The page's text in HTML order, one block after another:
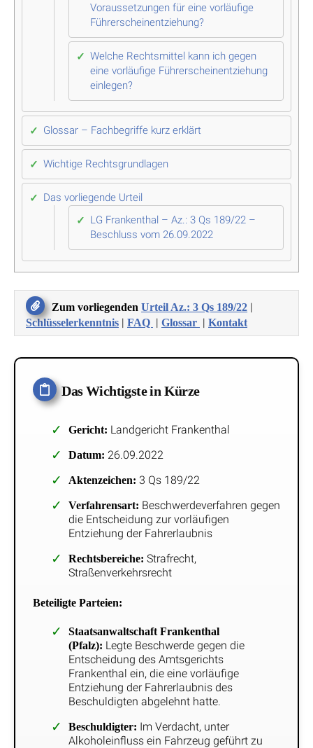
Voraussetzungen für eine vorläufige
Führerscheinentziehung?
Welche Rechtsmittel kann ich gegen
eine vorläufige Führerscheinentziehung
einlegen?
Glossar – Fachbegriffe kurz erklärt
Wichtige Rechtsgrundlagen
Das vorliegende Urteil
LG Frankenthal – Az.: 3 Qs 189/22 –
Beschluss vom 26.09.2022
Zum vorliegendenUrteil Az.: 3 Qs 189/22 |
Schlüsselerkenntnis | FAQ | Glossar | Kontakt
Das Wichtigste in Kürze
Gericht: Landgericht Frankenthal
Datum: 26.09.2022
Aktenzeichen: 3 Qs 189/22
Verfahrensart: Beschwerdeverfahren gegen
die Entscheidung zur vorläufigen
Entziehung der Fahrerlaubnis
Rechtsbereiche: Strafrecht,
Straßenverkehrsrecht
Beteiligte Parteien:
Staatsanwaltschaft Frankenthal
(Pfalz): Legte Beschwerde gegen die
Entscheidung des Amtsgerichts
Frankenthal ein, die eine vorläufige
Entziehung der Fahrerlaubnis des
Beschuldigten abgelehnt hatte.
Beschuldigter: Im Verdacht, unter
Alkoholeinfluss ein Fahrzeug geführt zu